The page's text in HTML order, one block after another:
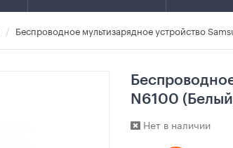
Беспроводное мультизарядное устройство
N6100
Нет в наличии